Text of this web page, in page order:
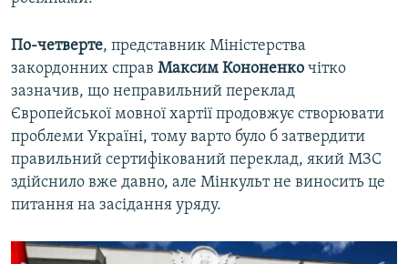
По-четверте, представник Міністерства
закордонних справ Максим Кононенко чітко
зазначив, що неправильний переклад
Європейської мовної хартії продовжує створювати
проблеми Україні, тому варто було б затвердити
правильний сертифікований переклад, який МЗС
здійснило вже давно, але Мінкульт не виносить це
питання на засідання уряду.